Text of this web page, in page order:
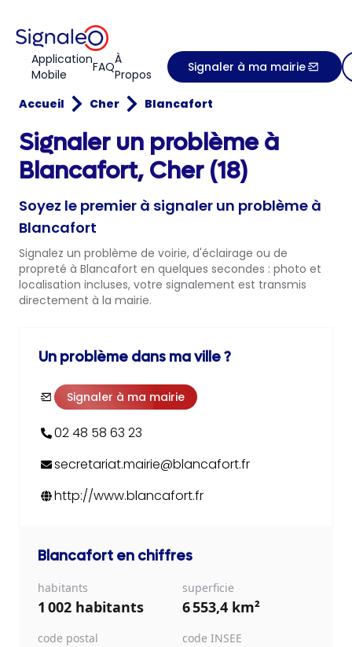
Application
Mobile
FAQÀ
Propos
Signaler à ma mairie
Accueil Cher Blancafort
Signaler un problème à
Blancafort, Cher (18)
Soyez le premier à signaler un problème à
Blancafort
Signalez un problème de voirie, d'éclairage ou de
propreté à Blancafort en quelques secondes : photo et
localisation incluses, votre signalement est transmis
directement à la mairie.
Un problème dans ma ville ?
Signaler à ma mairie
02 48 58 63 23
secretariat.mairie@blancafort.fr
http://www.blancafort.fr
Blancafort en chiffres
habitants
1 002 habitants
superficie
6 553,4 km²
code postal code INSEE